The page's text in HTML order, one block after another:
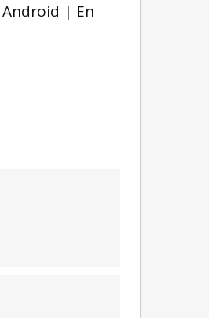
| En